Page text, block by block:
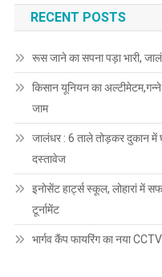
RECENT POSTS
रूस जाने का सपना पड़ा भारी,
किसान यूनियन का अल्टीमेटम,गन्ने
जाम
जालंधर : 6 ताले तोड़कर दुकान
दस्तावेज
इनोसेंट हार्ट्स स्कूल, लोहारां में
टूर्नामेंट
भार्गव कैंप फायरिंग का नया